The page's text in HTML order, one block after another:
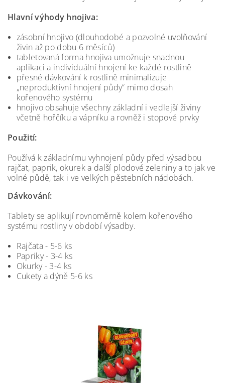
Hlavní výhody hnojiva:
zásobní hnojivo (dlouhodobé a pozvolné uvolňování
živin až po dobu 6 měsíců)
tabletovaná forma hnojiva umožnuje snadnou
aplikaci a individuální hnojení ke každé rostlině
přesné dávkování k rostlině minimalizuje
„neproduktivní hnojení půdy“ mimo dosah
kořenového systému
hnojivo obsahuje všechny základní i vedlejší živiny
včetně hořčíku a vápníku a rovněž i stopové prvky
Použití:
Používá k základnímu vyhnojení půdy před výsadbou
rajčat, paprik, okurek a další plodové zeleniny a to jak ve
volné půdě, tak i ve velkých pěstebních nádobách.
Dávkování:
Tablety se aplikují rovnoměrně kolem kořenového
systému rostliny v období výsadby.
Rajčata - 5-6 ks
Papriky - 3-4 ks
Okurky - 3-4 ks
Cukety a dýně 5-6 ks